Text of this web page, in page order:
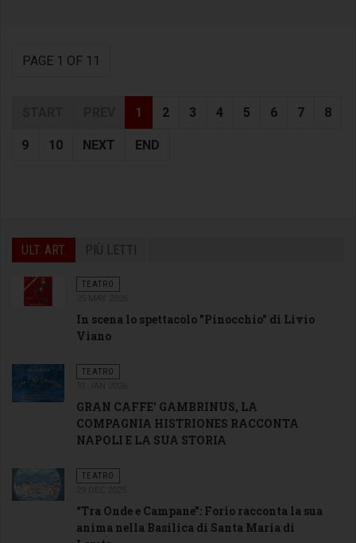
PAGE 1 OF 11
1 2 3 4 5 6 7 8
9 10 NEXT END
ULT. ART. PIÙ LETTI
TEATRO
In scena lo spettacolo "Pinocchio" di Livio
Viano
TEATRO
GRAN CAFFE’ GAMBRINUS, LA
COMPAGNIA HISTRIONES RACCONTA
NAPOLI E LA SUA STORIA
TEATRO
“Tra Onde e Campane”: Forio racconta la sua
anima nella Basilica di Santa Maria di